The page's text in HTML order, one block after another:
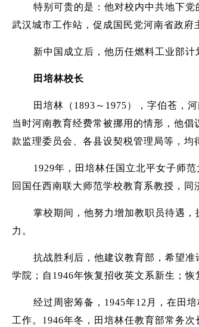
特别可贵的是：他对校内中共地下
武汉城市工作站，促成国民党河南省政府
新中国成立后，他历任燃料工业部
田培林校长
田培林（1893～1975），字伯苍，
当时河南教育经费常被挪用的情形，他
款监理委员会、各县设契税管理局等，均
1929年，田培林任国立北平女子师
回国任西南联大师范学校教育系教授，同
掌校期间，他努力增加教职员待遇
力。
抗战胜利后，他建议教育部，希望
学院；自1946年恢复招收英文系新生；
经过周密筹备，1945年12月，在田
工作。1946年冬，田培林任教育部常务次